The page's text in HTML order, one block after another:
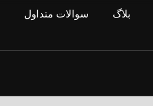
بلاگ سوالات متداول